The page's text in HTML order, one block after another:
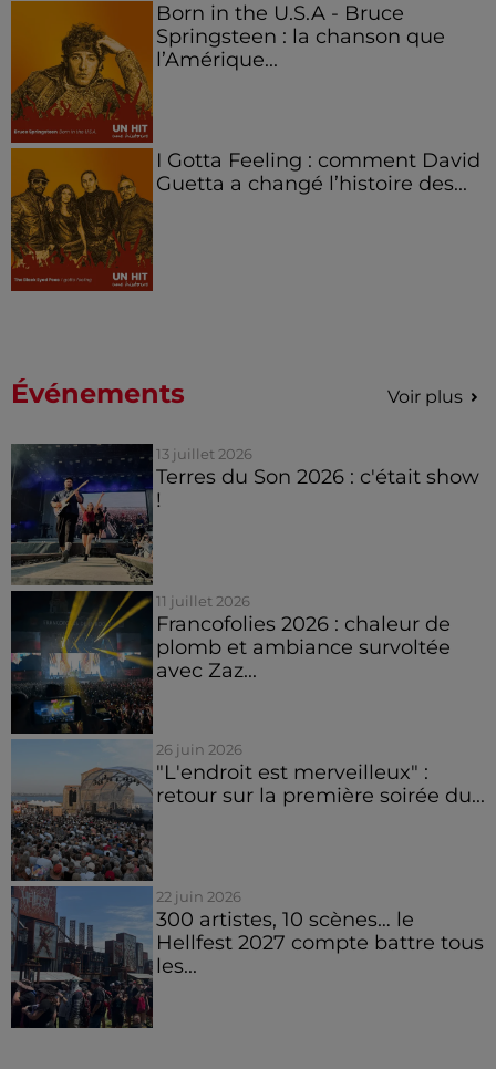
Born in the U.S.A - Bruce
Springsteen : la chanson que
l’Amérique...
I Gotta Feeling : comment David
Guetta a changé l’histoire des...
Événements Voir plus
13 juillet 2026
Terres du Son 2026 : c'était show
!
11 juillet 2026
Francofolies 2026 : chaleur de
plomb et ambiance survoltée
avec Zaz...
26 juin 2026
"L'endroit est merveilleux" :
retour sur la première soirée du...
22 juin 2026
300 artistes, 10 scènes… le
Hellfest 2027 compte battre tous
les...